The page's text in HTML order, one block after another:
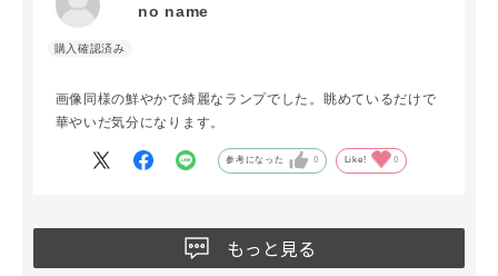
no name
画像同様の鮮やかで綺麗なランプでした。眺めているだけで
華やいだ気分になります。
参考になった 0 Like! 0
もっと見る